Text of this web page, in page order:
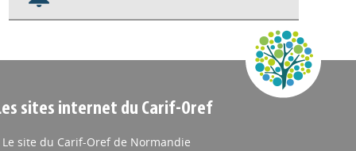
sites internet du Carif-Oref
Le site du Carif-Oref de Normandie